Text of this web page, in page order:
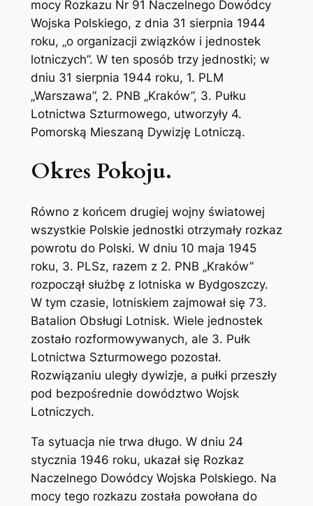
mocy Rozkazu Nr 91 Naczelnego Dowódcy
Wojska Polskiego, z dnia 31 sierpnia 1944
roku, „o organizacji związków i jednostek
lotniczych”. W ten sposób trzy jednostki; w
dniu 31 sierpnia 1944 roku, 1. PLM
„Warszawa”, 2. PNB „Kraków”, 3. Pułku
Lotnictwa Szturmowego, utworzyły 4.
Pomorską Mieszaną Dywizję Lotniczą.
Okres Pokoju.
Równo z końcem drugiej wojny światowej
wszystkie Polskie jednostki otrzymały rozkaz
powrotu do Polski. W dniu 10 maja 1945
roku, 3. PLSz, razem z 2. PNB „Kraków”
rozpoczął służbę z lotniska w Bydgoszczy.
W tym czasie, lotniskiem zajmował się 73.
Batalion Obsługi Lotnisk. Wiele jednostek
zostało rozformowywanych, ale 3. Pułk
Lotnictwa Szturmowego pozostał.
Rozwiązaniu uległy dywizje, a pułki przeszły
pod bezpośrednie dowództwo Wojsk
Lotniczych.
Ta sytuacja nie trwa długo. W dniu 24
stycznia 1946 roku, ukazał się Rozkaz
Naczelnego Dowódcy Wojska Polskiego. Na
mocy tego rozkazu została powołana do